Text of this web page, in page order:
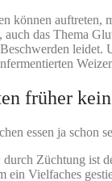
können auftreten,
auch das Thema
leidet.
früher
essen ja schon
Züchtung ist
ein Vielfaches